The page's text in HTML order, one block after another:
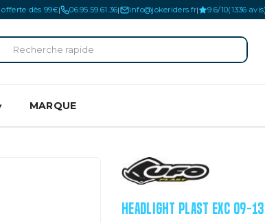
dès 99€| 06.95.59.61.36| info@jokeriders.fr| 9.6/10(1336 avis)
MARQUE
HEADLIGHT PLAST EXC 09-13